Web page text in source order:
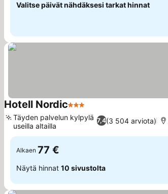
Valitse päivät nähdäksesi tarkat hinnat
Hotell Nordic3 Tähtiluokitus
7,4(3 504 arviota)
Täyden palvelun kylpylä
useilla altailla
Alkaen 77 €
Näytä hinnat 10 sivustolta